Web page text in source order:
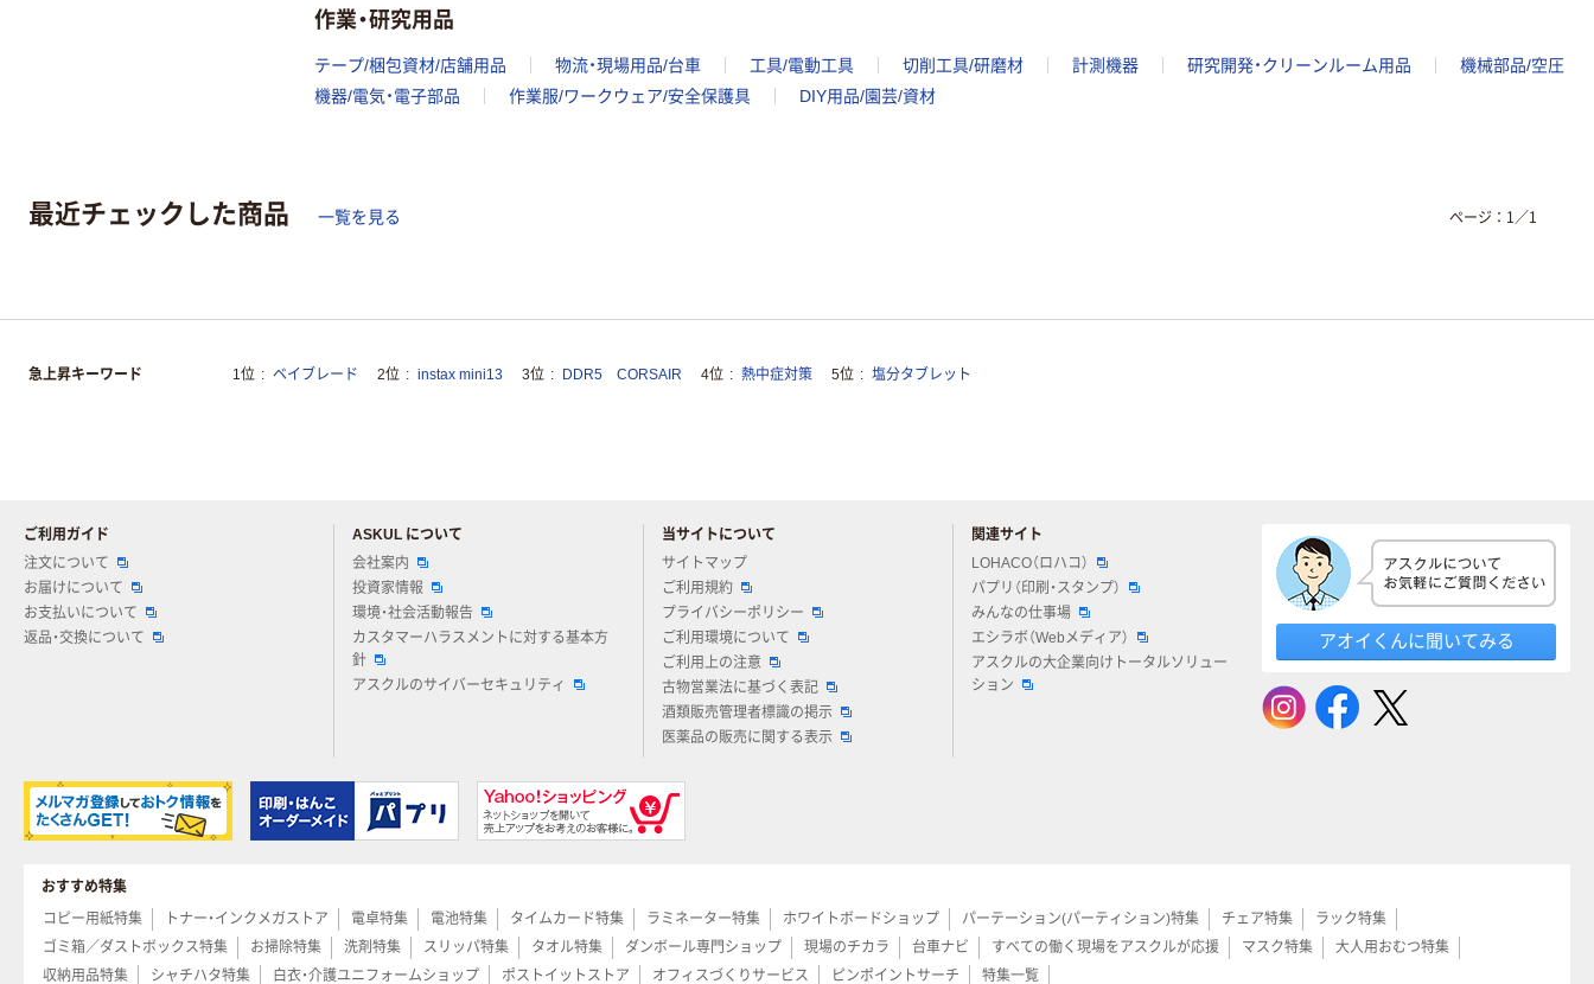
作業・研究用品
テープ/梱包資材/店舗用品 物流・現場用品/台車 工具/電動工具 切削工具/研磨材 計測機器 研究開発・クリーンルーム用品
機械部品/空圧
機器/電気・電子部品
作業服/ワークウェア/安全保護具 DIY用品/園芸/資材
最近チェックした商品 一覧を見る ページ： 1 ／1
急上昇キーワード 1位 ベイブレード 2位 instax mini13 3位 DDR5 CORSAIR 4位 熱中症対策 5位 塩分タブレット
ご利用ガイド
注文について
お届けについて
お支払いについて
返品・交換について
ASKUL について
会社案内
投資家情報
環境・社会活動報告
カスタマーハラスメントに対する基本方
針
アスクルのサイバーセキュリティ
当サイトについて
サイトマップ
ご利用規約
プライバシーポリシー
ご利用環境について
ご利用上の注意
古物営業法に基づく表記
酒類販売管理者標識の掲示
医薬品の販売に関する表示
関連サイト
LOHACO（ロハコ）
パプリ（印刷・スタンプ）
みんなの仕事場
エシラボ（Webメディア）
アスクルの大企業向けトータルソリュー
ション
アオイくんに聞いてみる
おすすめ特集
コピー用紙特集
トナー・インクメガストア 電卓特集 電池特集 タイムカード特集 ラミネーター特集 ホワイトボードショップ パーテーション(パーティション)特集 チェア特集
ラック特集
ゴミ箱／ダストボックス特集
お掃除特集 洗剤特集 スリッパ特集 タオル特集 ダンボール専門ショップ 現場のチカラ 台車ナビ すべての働く現場をアスクルが応援 マスク特集
大人用おむつ特集
収納用品特集
シャチハタ特集 白衣・介護ユニフォームショップ ポストイットストア オフィスづくりサービス ピンポイントサーチ 特集一覧